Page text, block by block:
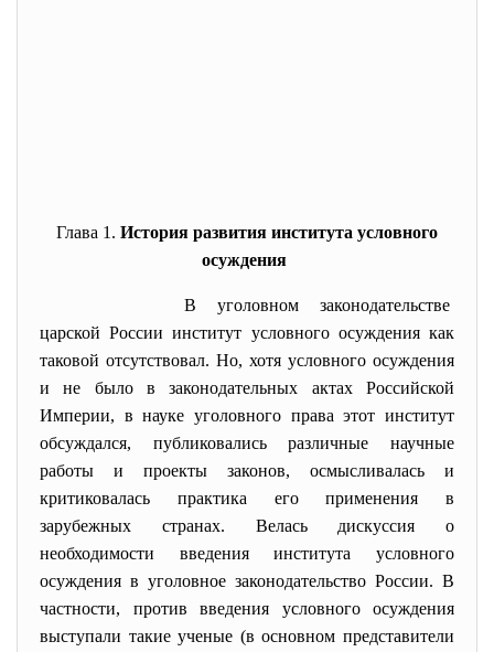
Глава 1. История развития института условного
осуждения
В уголовном законодательстве
царской России институт условного осуждения как
таковой отсутствовал. Но, хотя условного осуждения
и не было в законодательных актах Российской
Империи, в науке уголовного права этот институт
обсуждался, публиковались различные научные
работы и проекты законов, осмысливалась и
критиковалась практика его применения в
зарубежных странах. Велась дискуссия о
необходимости введения института условного
осуждения в уголовное законодательство России. В
частности, против введения условного осуждения
выступали такие ученые (в основном представители